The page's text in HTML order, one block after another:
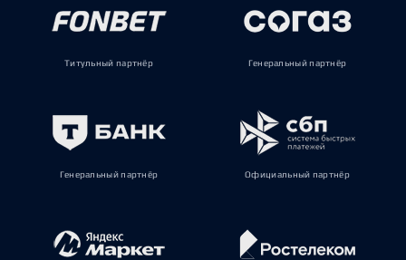
Титульный партнёр Генеральный партнёр
Генеральный партнёр Официальный партнёр